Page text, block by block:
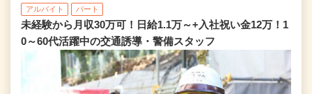
アルバイト パート
未経験から月収30万可！日給1.1万～+入社祝い金12万！1
0～60代活躍中の交通誘導・警備スタッフ